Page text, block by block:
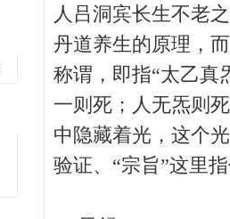
人吕洞宾长生不老
丹道养生的原理，
称谓，即指“太乙真
一则死；人无炁则
中隐藏着光，这个
验证、“宗旨”这里